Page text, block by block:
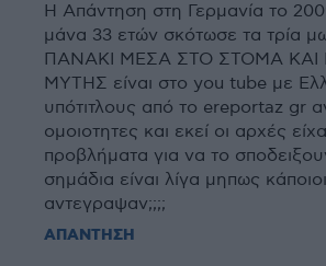
Η Απάντηση στη Γερμανία το
μάνα 33 ετών σκότωσε τα τρία
ΠΑΝΑΚΙ ΜΕΣΑ ΣΤΟ ΣΤΟΜΑ ΚΑΙ
ΜΥΤΗΣ είναι στο you tube με
υπότιτλους από το ereportaz gr
ομοιοτητες και εκεί οι αρχές
προβλήματα για να το
σημάδια είναι λίγα μηπως
αντεγραψαν;;;;
ΑΠΑΝΤΗΣΗ